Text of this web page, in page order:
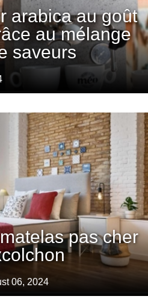
arabica au goût
au mélange
saveurs
pas cher
06, 2024